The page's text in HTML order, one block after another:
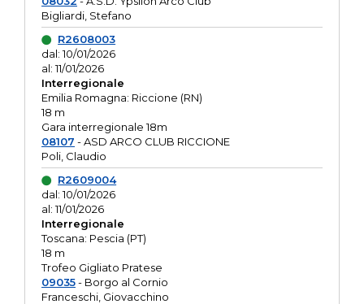
Bigliardi, Stefano
R2608003
dal: 10/01/2026
al: 11/01/2026
Interregionale
Emilia Romagna: Riccione (RN)
18 m
Gara interregionale 18m
08107 - ASD ARCO CLUB RICCIONE
Poli, Claudio
R2609004
dal: 10/01/2026
al: 11/01/2026
Interregionale
Toscana: Pescia (PT)
18 m
Trofeo Gigliato Pratese
09035- Borgo al Cornio
Franceschi, Giovacchino